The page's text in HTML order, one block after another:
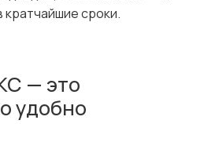
сроки.
— это
удобно